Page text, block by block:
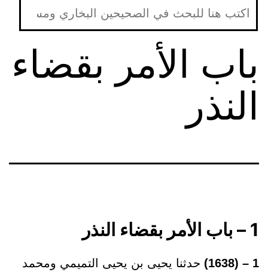
باب الأمر بقضاء
النذر
1 – باب الأمر بقضاء النذر
1 – (1638)
حدثنا يحيى بن يحيى التميمي ومحمد